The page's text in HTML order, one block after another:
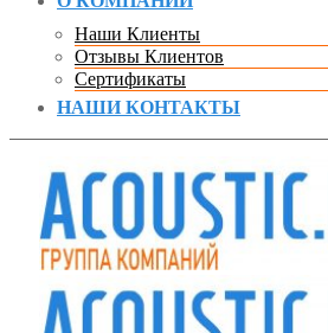
Наши Клиенты
Отзывы Клиентов
Сертификаты
НАШИ КОНТАКТЫ